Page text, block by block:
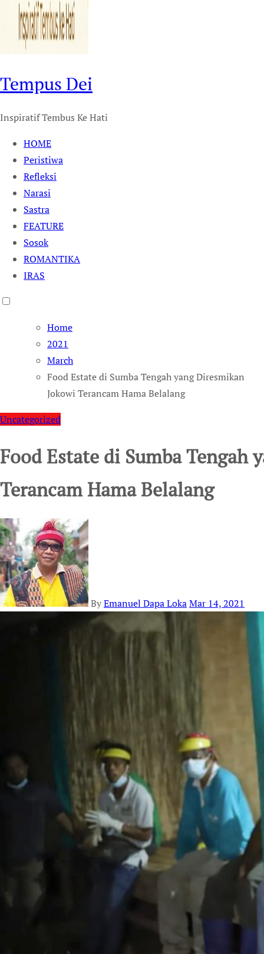
Tempus Dei
Inspiratif Tembus Ke Hati
HOME
Peristiwa
Refleksi
Narasi
Sastra
FEATURE
Sosok
ROMANTIKA
IRAS
Home
2021
March
Food Estate di Sumba Tengah yang Diresmikan
Jokowi Terancam Hama Belalang
Uncategorized
Food Estate di Sumba Tengah
Terancam Hama Belalang
ByEmanuel Dapa LokaMar 14, 2021